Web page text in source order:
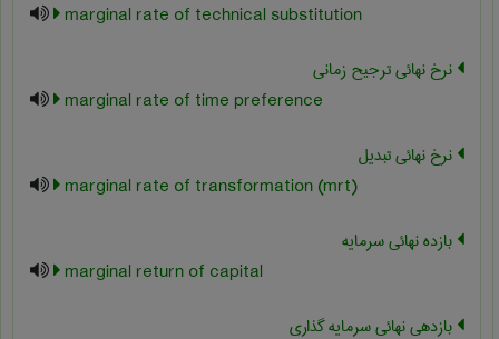
marginal rate of technical substitution
نرخ نهائی ترجیح زمانی
marginal rate of time preference
نرخ نهائی تبدیل
marginal rate of transformation (mrt)
بازده نهائی سرمایه
marginal return of capital
بازدهی نهائی سرمایه گذاری